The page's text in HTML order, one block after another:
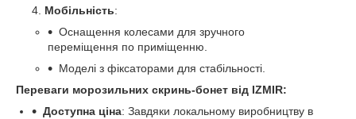
Мобільність:
Оснащення колесами для зручного
переміщення по приміщенню.
Моделі з фіксаторами для стабільності.
Переваги морозильних скринь-бонет від IZMIR:
Доступна ціна: Завдяки локальному виробництву в